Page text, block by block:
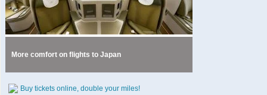
More comfort on flights to Japan
Buy tickets online, double your miles!